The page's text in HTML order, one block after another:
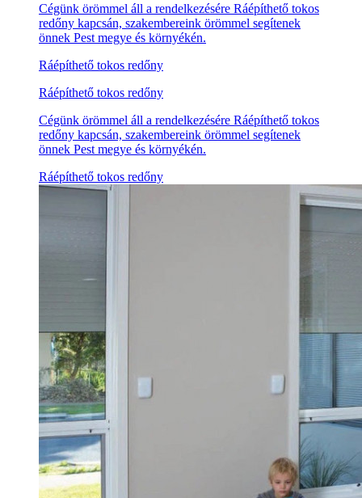
Cégünk örömmel áll a rendelkezésére Ráépíthető tokos
redőny kapcsán, szakembereink örömmel segítenek
önnek Pest megye és környékén.
Ráépíthető tokos redőny
Ráépíthető tokos redőny
Cégünk örömmel áll a rendelkezésére Ráépíthető tokos
redőny kapcsán, szakembereink örömmel segítenek
önnek Pest megye és környékén.
Ráépíthető tokos redőny